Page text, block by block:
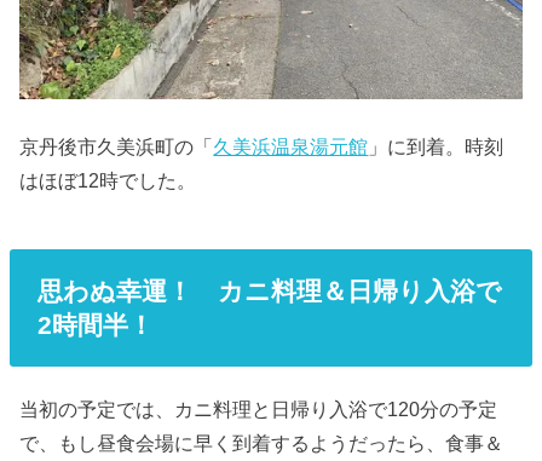
京丹後市久美浜町の「久美浜温泉湯元館 」に到着。時刻
はほぼ12時でした。
思わぬ幸運！ カニ料理＆日帰り入浴で
2時間半！
当初の予定では、カニ料理と日帰り入浴で120分の予定
で、もし昼食会場に早く到着するようだったら、食事＆